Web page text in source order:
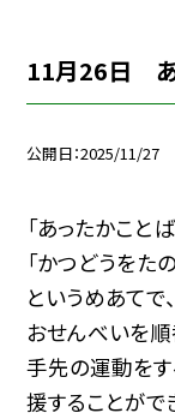
11月26日
公開日 2025/11/27
「あったかこと
「かつどうをた
というめあてで
おせんべいを順
手先の運動をす
援することがで